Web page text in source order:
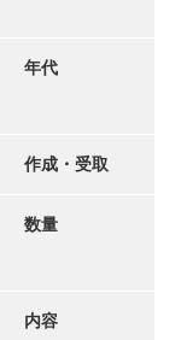
年代
作成・受取
数量
内容